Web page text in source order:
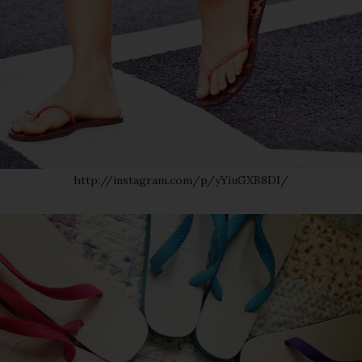
http://instagram.com/p/yYiuGXB8DI/